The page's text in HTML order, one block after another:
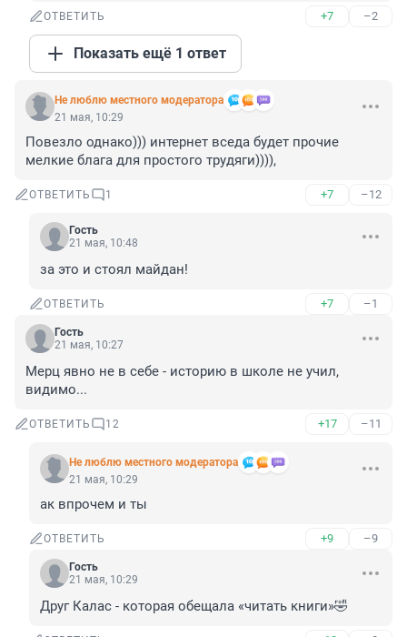
ОТВЕТИТЬ +7 –2
Показать ещё 1 ответ
Не люблю местного модератора
21 мая, 10:29
Повезло однако))) интернет вседа будет прочие
мелкие блага для простого трудяги)))),
ОТВЕТИТЬ 1 +7 –12
Гость
21 мая, 10:48
за это и стоял майдан!
ОТВЕТИТЬ +7 –1
Гость
21 мая, 10:27
Мерц явно не в себе - историю в школе не учил,
видимо...
ОТВЕТИТЬ 12 +17 –11
Не люблю местного модератора
21 мая, 10:29
ак впрочем и ты
ОТВЕТИТЬ +9 –9
Гость
21 мая, 10:29
Друг Калас - которая обещала «читать книги»🤣